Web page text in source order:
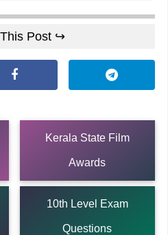
Post ↪
Kerala State Film
Awards
10th Level Exam
Questions